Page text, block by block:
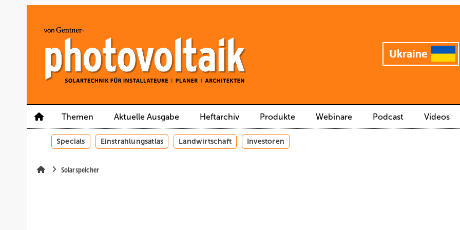
Themen Aktuelle Ausgabe Heftarchiv Produkte Webinare Podcast Videos
Specials Einstrahlungsatlas Landwirtschaft Investoren
Solarspeicher